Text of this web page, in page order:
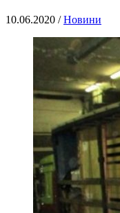
10.06.2020 /Новини